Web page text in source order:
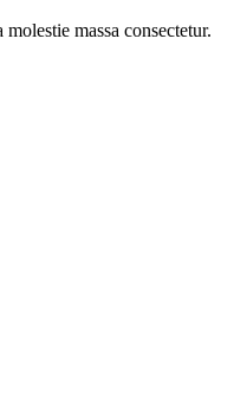
massa consectetur.